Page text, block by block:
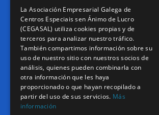
EMAIL
info@cegasal.com
La Asociación Empresarial Galega de
Centros Especiais sen Ánimo de Lucro
(CEGASAL) utiliza cookies propias y de
terceros para analizar nuestro tráfico.
También compartimos información sobre su
uso de nuestro sitio con nuestros socios de
análisis, quienes pueden combinarla con
otra información que les haya
proporcionado o que hayan recopilado a
partir del uso de sus servicios. Más
información